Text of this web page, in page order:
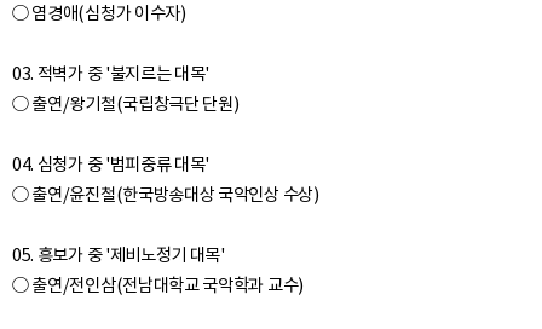
○ 염경애(심청가 이수자)
03. 적벽가 중 '불지르는 대목'
○ 출연/왕기철(국립창극단 단원)
04. 심청가 중 '범피중류 대목'
○ 출연/윤진철(한국방송대상 국악인상 수상)
05. 흥보가 중 '제비노정기 대목'